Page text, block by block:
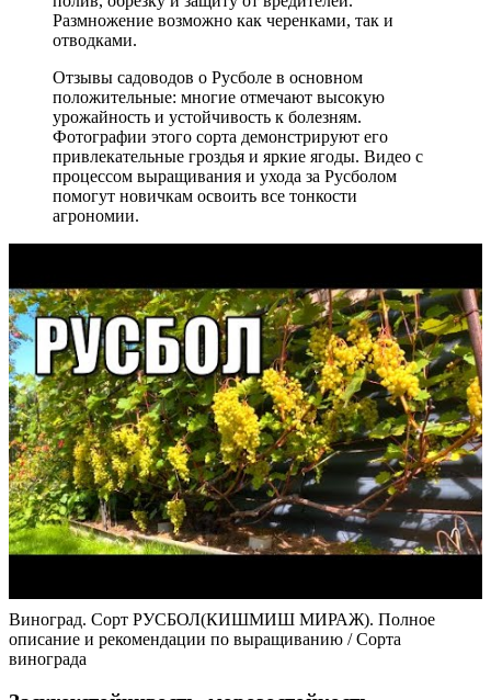
Размножение возможно как черенками, так и
отводками.
Отзывы садоводов о Русболе в основном
положительные: многие отмечают высокую
урожайность и устойчивость к болезням.
Фотографии этого сорта демонстрируют его
привлекательные гроздья и яркие ягоды. Видео с
процессом выращивания и ухода за Русболом
помогут новичкам освоить все тонкости
агрономии.
Виноград. Сорт РУСБОЛ(КИШМИШ МИРАЖ). Полное
описание и рекомендации по выращиванию / Сорта
винограда